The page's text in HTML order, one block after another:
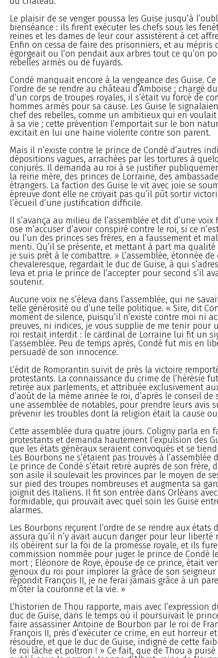
Le plaisir de se venger poussa les Guise jusqu’à
bienséance : ils firent exécuter les chefs sous les
reines et les dames de leur cour assistèrent à cet
Enfin on cessa de faire des prisonniers, et au mépris
égorgeait ou l’on pendait aux arbres tout ce qu’on
rebelles armés ou de fuyards.
Condé manquait encore à la vengeance des Guise.
l’ordre de se rendre au château d’Amboise ; chargé
d’un corps de troupes royales, il s’était vu forcé de
hommes armés pour sa cause. Les Guise le
chef des rebelles, comme un ambitieux qui en
à sa vie ; cette prévention l’emportait sur le bon
excitait en lui une haine violente contre son parent.
Mais il n’existe contre le prince de Condé d’autres
dépositions vagues, arrachées par les tortures à
conjurés. Il demanda au roi à se justifier
la reine mère, des princes de Lorraine, des
étrangers. La faction des Guise le vit avec joie se
épreuve dont elle ne croyait pas qu’il pût sortir
l’écueil d’une justification difficile.
Il s’avança au milieu de l’assemblée et dit d’une
ose m’accuser d’avoir conspiré contre le roi, si ce
ou l’un des princes ses frères, en a faussement et
menti. Qu’il se présente, et mettant à part ma
je suis prêt à le combattre. » L’assemblée, étonnée
chevaleresque, regardait le duc de Guise, à qui
leva et pria le prince de l’accepter pour second s’il
soutenir.
Aucune voix ne s’éleva dans l’assemblée, qui ne
telle générosité ou d’une telle politique. « Sire, dit
moment de silence, puisqu’il n’existe contre moi ni
preuves, ni indices, je vous supplie de me tenir pour
roi restait interdit : le cardinal de Lorraine lui fit un
l’assemblée. Peu de temps après, Condé fut mis en
persuadé de son innocence.
L’édit de Romorantin suivit de près la victoire
protestants. La connaissance du crime de l’hérésie
retirée aux parlements, et attribuée exclusivement
d’août de la même année le roi, d’après le conseil de
une assemblée de notables, pour prendre leurs avis
prévenir les troubles dont la religion était la cause
Cette assemblée dura quatre jours. Coligny parla en
protestants et demanda hautement l’expulsion des
que les états généraux seraient convoqués et se
Les Bourbons ne s’étaient pas trouvés à l’assemblée
Le prince de Condé s’était retiré auprès de son frère,
son asile il soulevait les provinces par le moyen de
sur pied des troupes nombreuses et augmenta sa
joignit des Italiens. Il fit son entrée dans Orléans
formidable, qui prouvait avec quel soin les Guise
alarmes.
Les Bourbons reçurent l’ordre de se rendre aux états
assura qu’il n’y avait aucun danger pour leur
ils obéirent sur la foi de la promesse royale, et ils
commission nommée pour juger le prince de Condé
mort ; Eléonore de Roye, épouse de ce prince, était
genoux du roi pour implorer la grâce de son
répondit François II, je ne ferai jamais grâce à un
m’ôter la couronne et la vie. »
L’historien de Thou rapporte, mais avec l’expression
duc de Guise, dans le temps où il poursuivait le
faire assassiner Antoine de Bourbon par le roi de
François II, près d’exécuter ce crime, en eut horreur
résoudre, et que le duc de Guise, indigné de cette
le roi lâche et poltron ! » Ce fait, que de Thou a